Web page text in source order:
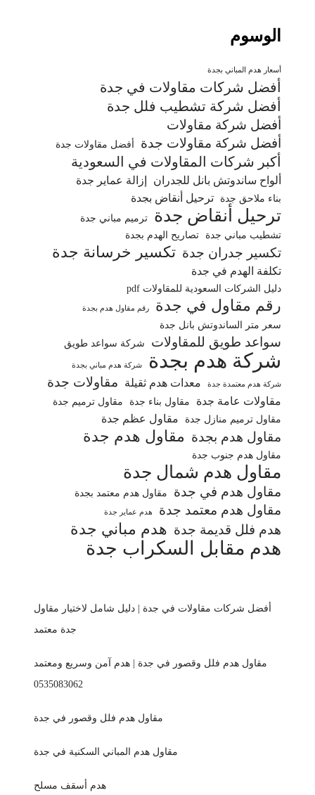
الوسوم
أسعار هدم المباني بجدة
أفضل شركات مقاولات في جدة
أفضل شركة تشطيب فلل جدة
أفضل شركة مقاولات
أفضل شركة مقاولات جدة
أفضل مقاولات جدة
أكبر شركات المقاولات في السعودية
ألواح ساندوتش بانل للجدران إزالة عماير جدة
بناء ملاحق جدة ترحيل أنقاض بجدة
ترحيل أنقاض جدة
ترميم مباني جدة
تشطيب مباني جدة
تصاريح الهدم بجدة
تكسير جدران جدة تكسير خرسانة جدة
تكلفة الهدم في جدة
دليل الشركات السعودية للمقاولات pdf
رقم مقاول في جدة رقم مقاول هدم بجدة
سعر متر الساندوتش بانل جدة
سواعد طويق للمقاولات شركة سواعد طويق
شركة هدم بجدة شركة هدم مباني بجدة
شركة هدم معتمدة جدة معدات هدم ثقيلة مقاولات جدة
مقاولات عامة جدة مقاول بناء جدة
مقاول ترميم جدة
مقاول ترميم منازل جدة
مقاول عظم جدة
مقاول هدم بجدة مقاول هدم جدة
مقاول هدم جنوب جدة
مقاول هدم شمال جدة
مقاول هدم في جدة مقاول هدم معتمد بجدة
مقاول هدم معتمد جدة هدم عماير جدة
هدم فلل قديمة جدة هدم مباني جدة
هدم مقابل السكراب جدة
أفضل شركات مقاولات في جدة | دليل شامل لاختيار مقاول
جدة معتمد
مقاول هدم فلل وقصور في جدة | هدم آمن وسريع ومعتمد
0535083062
مقاول هدم فلل وقصور في جدة
مقاول هدم المباني السكنية في جدة
هدم أسقف مسلح